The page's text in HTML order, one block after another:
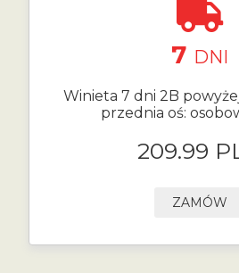
7 DNI
Winieta 7 dni 2B
przednia oś:
209.99
ZAMÓW